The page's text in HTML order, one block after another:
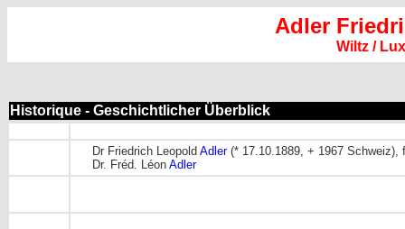
Adler
Wiltz /
Historique - Geschichtlicher Überblick
Dr Friedrich Leopold Adler(* 17.10.1889, + 1967 Schweiz),
Dr. Fréd. Léon Adler